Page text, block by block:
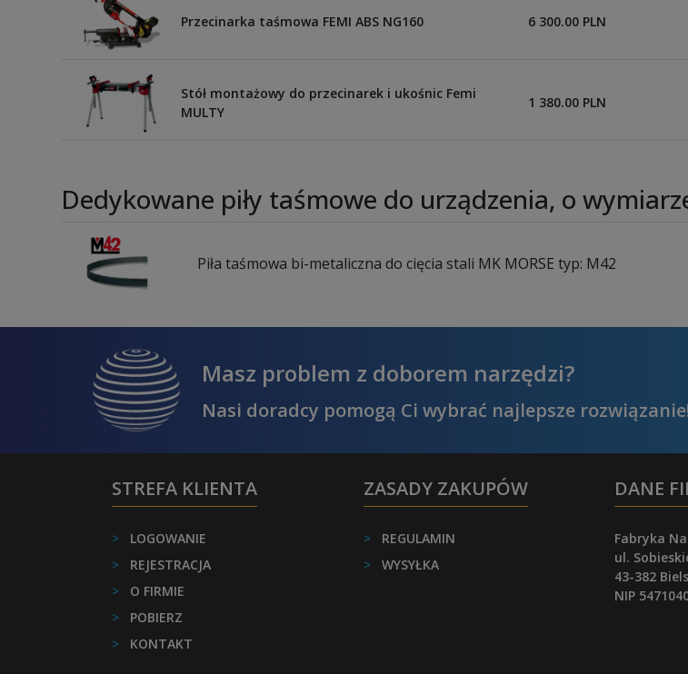
Przecinarka taśmowa FEMI ABS NG160 6 300.00 PLN
Stół montażowy do przecinarek i ukośnic Femi
MULTY
1 380.00 PLN
Dedykowane piły taśmowe do urządzenia, o
Piła taśmowa bi-metaliczna do cięcia stali MK MORSE typ: M42
Masz problem z doborem narzędzi?
Nasi doradcy pomogą Ci wybrać najlepsze
STREFA KLIENTA
>
LOGOWANIE
>
REJESTRACJA
>
O FIRMIE
>
POBIERZ
>
KONTAKT
ZASADY ZAKUPÓW
>
REGULAMIN
>
WYSYŁKA
DANE
Fabryka
ul.
43-382
NIP